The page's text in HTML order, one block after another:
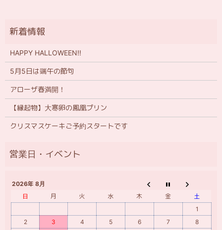
HAPPY HALLOWEEN!!
5月5日は端午の節句
アローザ春満開！
【縁起物】大寒卵の鳳凰プリン
クリスマスケーキご予約スタートです
2026年 8月
日
月 火 水 木 金
土
1
2
3 4 5 6 7
8